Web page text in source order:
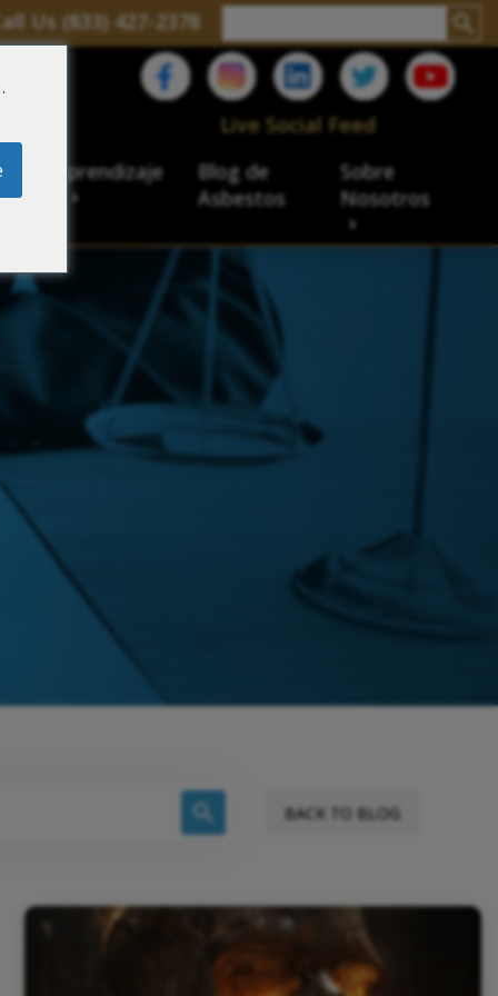
Us (833) 427-2378
Live Social Feed
de veteranos
laboral
de aprendizaje
Blog de
Asbestos
Sobre
Nosotros
BACK TO BLOG